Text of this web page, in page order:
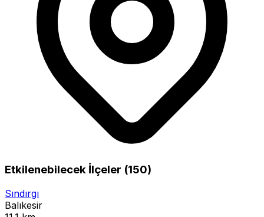
Etkilenebilecek İlçeler (150)
Sındırgı
Balıkesir